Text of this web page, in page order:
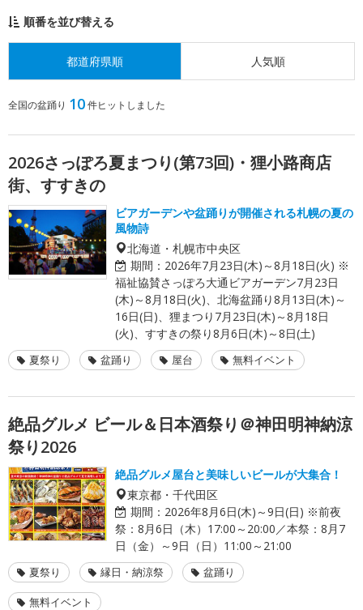
順番を並び替える
都道府県順 人気順
全国の盆踊り 10件ヒットしました
2026さっぽろ夏まつり(第73回)・狸小路商店
街、すすきの
ビアガーデンや盆踊りが開催される札幌の夏の
風物詩
北海道・札幌市中央区
期間： 2026年7月23日(木)～8月18日(火) ※
福祉協賛さっぽろ大通ビアガーデン7月23日
(木)～8月18日(火)、北海盆踊り8月13日(木)～
16日(日)、狸まつり7月23日(木)～8月18日
(火)、すすきの祭り8月6日(木)～8日(土)
夏祭り 盆踊り 屋台 無料イベント
絶品グルメ ビール＆日本酒祭り＠神田明神納涼
祭り2026
絶品グルメ屋台と美味しいビールが大集合！
東京都・千代田区
期間： 2026年8月6日(木)～9日(日) ※前夜
祭：8月6日（木）17:00～20:00／本祭：8月7
日（金）～9日（日）11:00～21:00
夏祭り 縁日・納涼祭 盆踊り
無料イベント